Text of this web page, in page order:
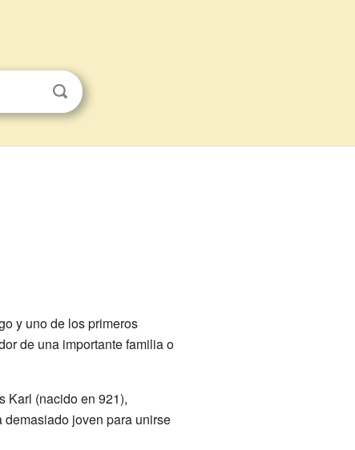
y uno de los primeros
de una importante familia o
Karl (nacido en 921),
joven para unirse